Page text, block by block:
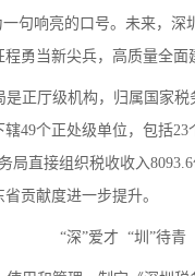
句响亮的口号。未来，
勇当新尖兵，高质量全
正厅级机构，归属国家
辖49个正处级单位，包括
局直接组织税收收入8093.6
贡献度进一步提升。
“深”爱才 “圳”待青